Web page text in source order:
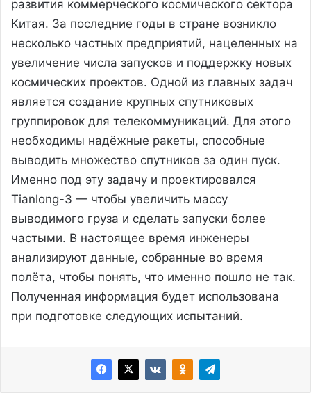
развития коммерческого космического сектора
Китая. За последние годы в стране возникло
несколько частных предприятий, нацеленных на
увеличение числа запусков и поддержку новых
космических проектов. Одной из главных задач
является создание крупных спутниковых
группировок для телекоммуникаций. Для этого
необходимы надёжные ракеты, способные
выводить множество спутников за один пуск.
Именно под эту задачу и проектировался
Tianlong-3 — чтобы увеличить массу
выводимого груза и сделать запуски более
частыми. В настоящее время инженеры
анализируют данные, собранные во время
полёта, чтобы понять, что именно пошло не так.
Полученная информация будет использована
при подготовке следующих испытаний.